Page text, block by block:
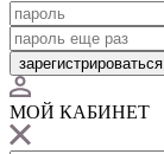
зарегистрироваться
МОЙ КАБИНЕТ